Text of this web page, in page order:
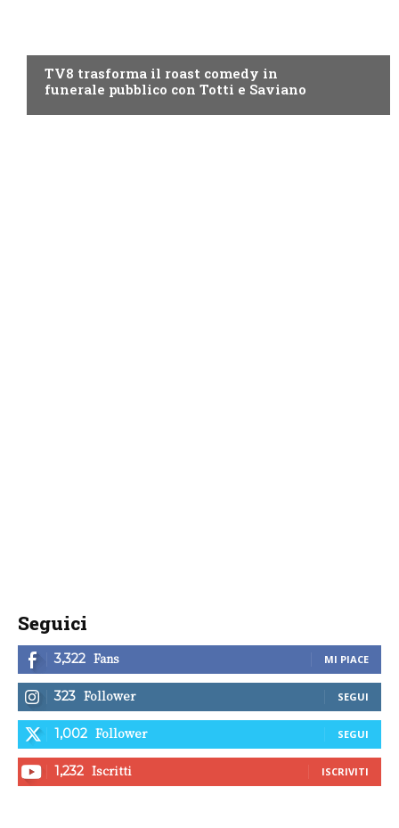
TV8 trasforma il roast comedy in
funerale pubblico con Totti e Saviano
Seguici
3,322 Fans MI PIACE
323 Follower SEGUI
1,002 Follower SEGUI
1,232 Iscritti ISCRIVITI